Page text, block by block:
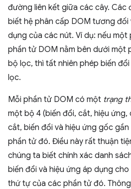
đường liên kết giữa các cây. Các
biết hệ phân cấp DOM tương
dụng của các nút. Ví dụ: nếu
phần tử DOM nằm bên dưới một
bộ lọc, thì tất nhiên phép biến
lọc.
Mỗi phần tử DOM có một trạng
một bộ 4 (biến đổi, cắt, hiệu
cắt, biến đổi và hiệu ứng gốc
phần tử đó. Điều này rất thuận
chúng ta biết chính xác danh
biến đổi và hiệu ứng áp dụng
thứ tự của các phần tử đó.